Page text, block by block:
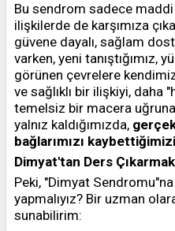
Bu sendrom sadece
ilişkilerde de karşımıza
güvene dayalı, sağlam
varken, yeni tanıştığımız,
görünen çevrelere
ve sağlıklı bir ilişkiyi, daha
temelsiz bir macera
yalnız kaldığımızda,
bağlarımızı
Dimyat'tan Ders
Peki, "Dimyat
yapmalıyız? Bir uzman
sunabilirim: